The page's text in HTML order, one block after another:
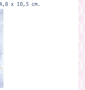
x 10,5 cm.